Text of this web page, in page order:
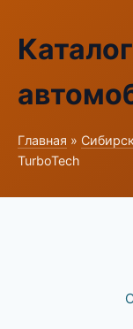
Главная »
TurboTech